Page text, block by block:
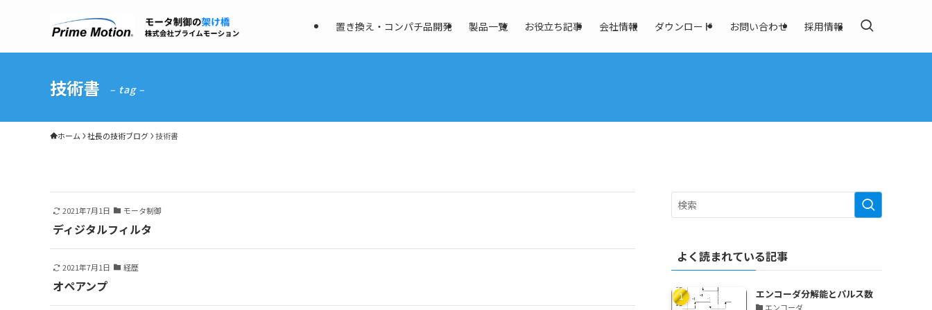
置き換え・コンパチ品開発 製品一覧 お役立ち記事 会社情報 ダウンロード お問い合わせ 採用情報
技術書 – tag –
ホーム 社長の技術ブログ 技術書
2021年7月1日 モータ制御
ディジタルフィルタ
2021年7月1日 経歴
オペアンプ
よく読まれている記事
エンコーダ分解能とパルス数
エンコーダ